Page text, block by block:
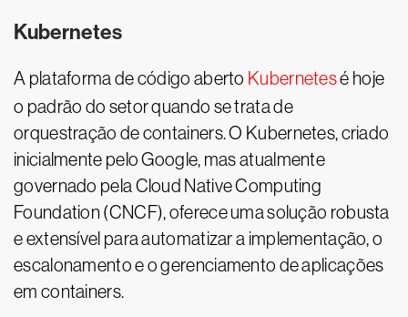
Kubernetes
A plataforma de código aberto Kubernetesé hoje
o padrão do setor quando se trata de
orquestração de containers. O Kubernetes, criado
inicialmente pelo Google, mas atualmente
governado pela Cloud Native Computing
Foundation (CNCF), oferece uma solução robusta
e extensível para automatizar a implementação, o
escalonamento e o gerenciamento de aplicações
em containers.